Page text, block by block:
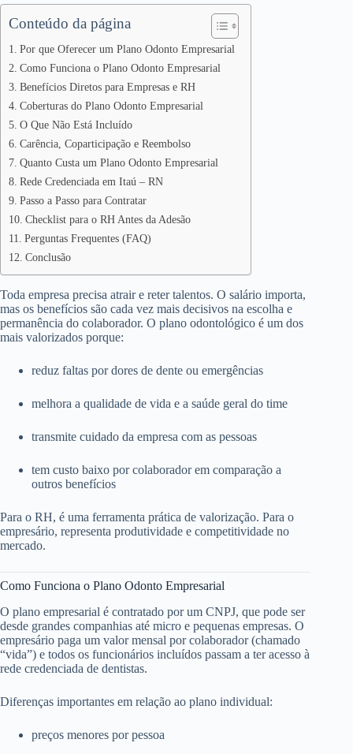
Conteúdo da página
Por que Oferecer um Plano Odonto Empresarial
Como Funciona o Plano Odonto Empresarial
Benefícios Diretos para Empresas e RH
Coberturas do Plano Odonto Empresarial
O Que Não Está Incluído
Carência, Coparticipação e Reembolso
Quanto Custa um Plano Odonto Empresarial
Rede Credenciada em Itaú – RN
Passo a Passo para Contratar
Checklist para o RH Antes da Adesão
Perguntas Frequentes (FAQ)
Conclusão
Toda empresa precisa atrair e reter talentos. O salário importa,
mas os benefícios são cada vez mais decisivos na escolha e
permanência do colaborador. O plano odontológico é um dos
mais valorizados porque:
reduz faltas por dores de dente ou emergências
melhora a qualidade de vida e a saúde geral do time
transmite cuidado da empresa com as pessoas
tem custo baixo por colaborador em comparação a
outros benefícios
Para o RH, é uma ferramenta prática de valorização. Para o
empresário, representa produtividade e competitividade no
mercado.
Como Funciona o Plano Odonto Empresarial
O plano empresarial é contratado por um CNPJ, que pode ser
desde grandes companhias até micro e pequenas empresas. O
empresário paga um valor mensal por colaborador (chamado
“vida”) e todos os funcionários incluídos passam a ter acesso à
rede credenciada de dentistas.
Diferenças importantes em relação ao plano individual:
preços menores por pessoa